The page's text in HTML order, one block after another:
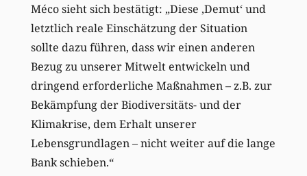
Méco sieht sich bestätigt: „Diese ‚Demut‘ und
letztlich reale Einschätzung der Situation
sollte dazu führen, dass wir einen anderen
Bezug zu unserer Mitwelt entwickeln und
dringend erforderliche Maßnahmen – z.B. zur
Bekämpfung der Biodiversitäts- und der
Klimakrise, dem Erhalt unserer
Lebensgrundlagen – nicht weiter auf die lange
Bank schieben.“